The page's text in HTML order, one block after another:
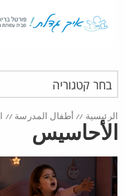
الرئيسية // أطفال المدرسة //
الأحاسيس